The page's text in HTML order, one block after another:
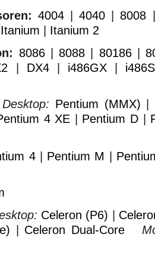
4004 |4040 8008
Itanium
Itanium 2
8086| 8088 80186|
DX4| i486GX
Desktop: Pentium (MMX)
4 XE Pentium D
4| Pentium M
Celeron (P6)
Celeron Dual-Core